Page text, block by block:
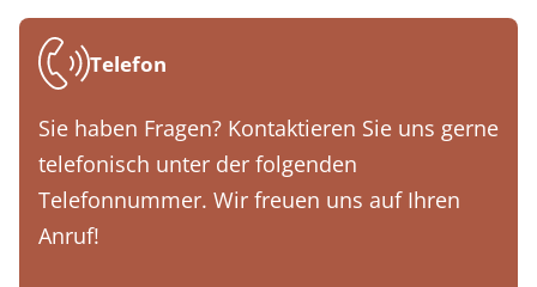
Telefon
Sie haben Fragen? Kontaktieren Sie uns gerne
telefonisch unter der folgenden
Telefonnummer. Wir freuen uns auf Ihren
Anruf!